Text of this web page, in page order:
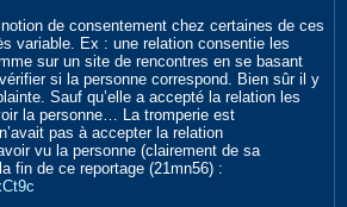
de consentement chez certaines de ces
variable. Ex : une relation consentie les
sur un site de rencontres en se basant
si la personne correspond. Bien sûr il y
Sauf qu’elle a accepté la relation les
la personne… La tromperie est
pas à accepter la relation
vu la personne (clairement de sa
fin de ce reportage (21mn56) :